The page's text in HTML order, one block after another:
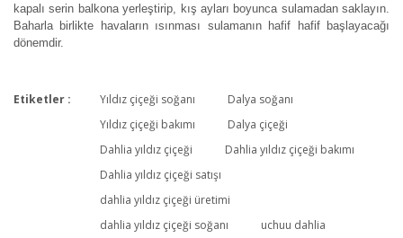
kapalı serin balkona yerleştirip, kış ayları boyunca sulamadan saklayın.
Baharla birlikte havaların ısınması sulamanın hafif hafif başlayacağı
dönemdir.
Bu ürüne ilk yorumu siz yapın!
Yorum Yaz
Etiketler : Yıldız çiçeği soğanı
Dalya soğanı
Yıldız çiçeği bakımı
Dalya çiçeği
Dahlia yıldız çiçeği
Dahlia yıldız çiçeği bakımı
Dahlia yıldız çiçeği satışı
dahlia yıldız çiçeği üretimi
dahlia yıldız çiçeği soğanı
uchuu dahlia